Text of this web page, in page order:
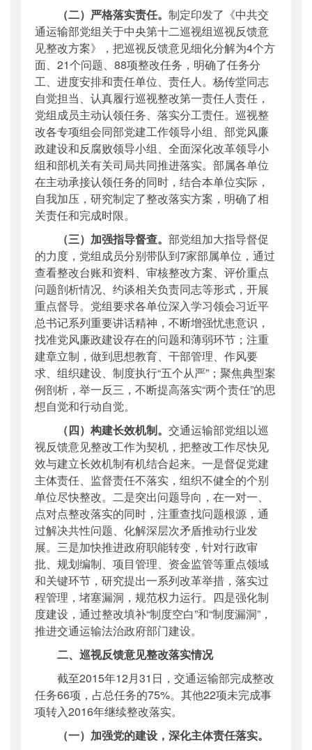
（二）严格落实责任。 制定印发了《中共交
通运输部党组关于中央第十二巡视组巡视反馈意
见整改方案》，把巡视反馈意见细化分解为4个方
面、21个问题、88项整改任务，明确了任务分
工、进度安排和责任单位、责任人。杨传堂同志
自觉担当、认真履行巡视整改第一责任人责任，
党组成员主动认领任务、落实分工责任。巡视整
改各专项组会同部党建工作领导小组、部党风廉
政建设和反腐败领导小组、全面深化改革领导小
组和部机关有关司局共同推进落实。部属各单位
在主动承接认领任务的同时，结合本单位实际，
自我加压，研究制定了整改落实方案，明确了相
关责任和完成时限。
（三）加强指导督查。 部党组加大指导督促
的力度，党组成员分别带队到7家部属单位，通过
查看整改台账和资料、审核整改方案、评价重点
问题剖析情况、约谈相关负责同志等形式，开展
重点督导。党组要求各单位深入学习领会习近平
总书记系列重要讲话精神，不断增强忧患意识，
找准党风廉政建设存在的问题和薄弱环节；注重
建章立制，做到思想教育、干部管理、作风要
求、组织建设、制度执行“五个从严”；聚焦典型案
例剖析，举一反三，不断提高落实“两个责任”的思
想自觉和行动自觉。
（四）构建长效机制。 交通运输部党组以巡
视反馈意见整改工作为契机，把整改工作尽快见
效与建立长效机制有机结合起来。一是督促党建
主体责任、监督责任不落实，组织不健全的个别
单位尽快整改。二是突出问题导向，在一对一、
点对点整改落实的同时，注重查找问题根源，通
过解决共性问题、化解深层次矛盾推动行业发
展。三是加快推进政府职能转变，针对行政审
批、规划编制、项目管理、资金监管等重点领域
和关键环节，研究提出一系列改革举措，落实过
程管理，堵塞漏洞，规范权力运行。四是强化制
度建设，通过整改填补“制度空白”和“制度漏洞”，
推进交通运输法治政府部门建设。
二、巡视反馈意见整改落实情况
截至2015年12月31日，交通运输部完成整改
任务66项，占总任务的75%。其他22项未完成事
项转入2016年继续整改落实。
（一）加强党的建设，深化主体责任落实。